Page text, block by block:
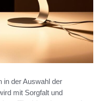
in der Auswahl der
mit Sorgfalt und